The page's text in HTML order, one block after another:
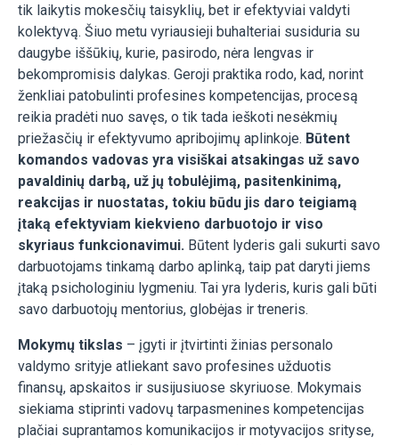
tik laikytis mokesčių taisyklių, bet ir efektyviai valdyti
kolektyvą. Šiuo metu vyriausieji buhalteriai susiduria su
daugybe iššūkių, kurie, pasirodo, nėra lengvas ir
bekompromisis dalykas. Geroji praktika rodo, kad, norint
ženkliai patobulinti profesines kompetencijas, procesą
reikia pradėti nuo savęs, o tik tada ieškoti nesėkmių
priežasčių ir efektyvumo apribojimų aplinkoje. Būtent
komandos vadovas yra visiškai atsakingas už savo
pavaldinių darbą, už jų tobulėjimą, pasitenkinimą,
reakcijas ir nuostatas, tokiu būdu jis daro teigiamą
įtaką efektyviam kiekvieno darbuotojo ir viso
skyriaus funkcionavimui. Būtent lyderis gali sukurti savo
darbuotojams tinkamą darbo aplinką, taip pat daryti jiems
įtaką psichologiniu lygmeniu. Tai yra lyderis, kuris gali būti
savo darbuotojų mentorius, globėjas ir treneris.
Mokymų tikslas – įgyti ir įtvirtinti žinias personalo
valdymo srityje atliekant savo profesines užduotis
finansų, apskaitos ir susijusiuose skyriuose. Mokymais
siekiama stiprinti vadovų tarpasmenines kompetencijas
plačiai suprantamos komunikacijos ir motyvacijos srityse,